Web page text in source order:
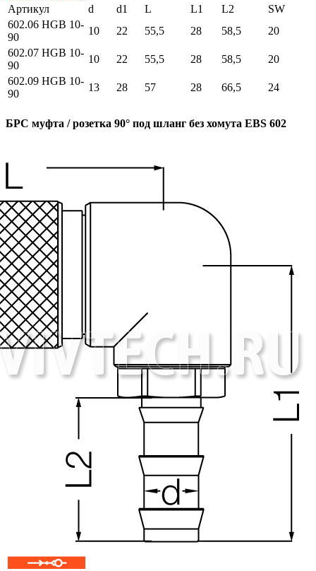
Артикул d d1 L L1 L2
SW
602.06 HGB 10-
90
10 22 55,5 28 58,5
20
602.07 HGB 10-
90
10 22 55,5 28 58,5
20
602.09 HGB 10-
90
13 28 57 28 66,5 24
БРС муфта / розетка 90° под шланг без хомута EBS 602